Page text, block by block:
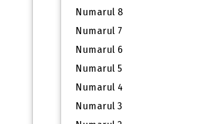
Numarul 8
Numarul 7
Numarul 6
Numarul 5
Numarul 4
Numarul 3